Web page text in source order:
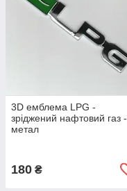
3D емблема LPG -
зріджений нафтовий газ -
метал
180 ₴